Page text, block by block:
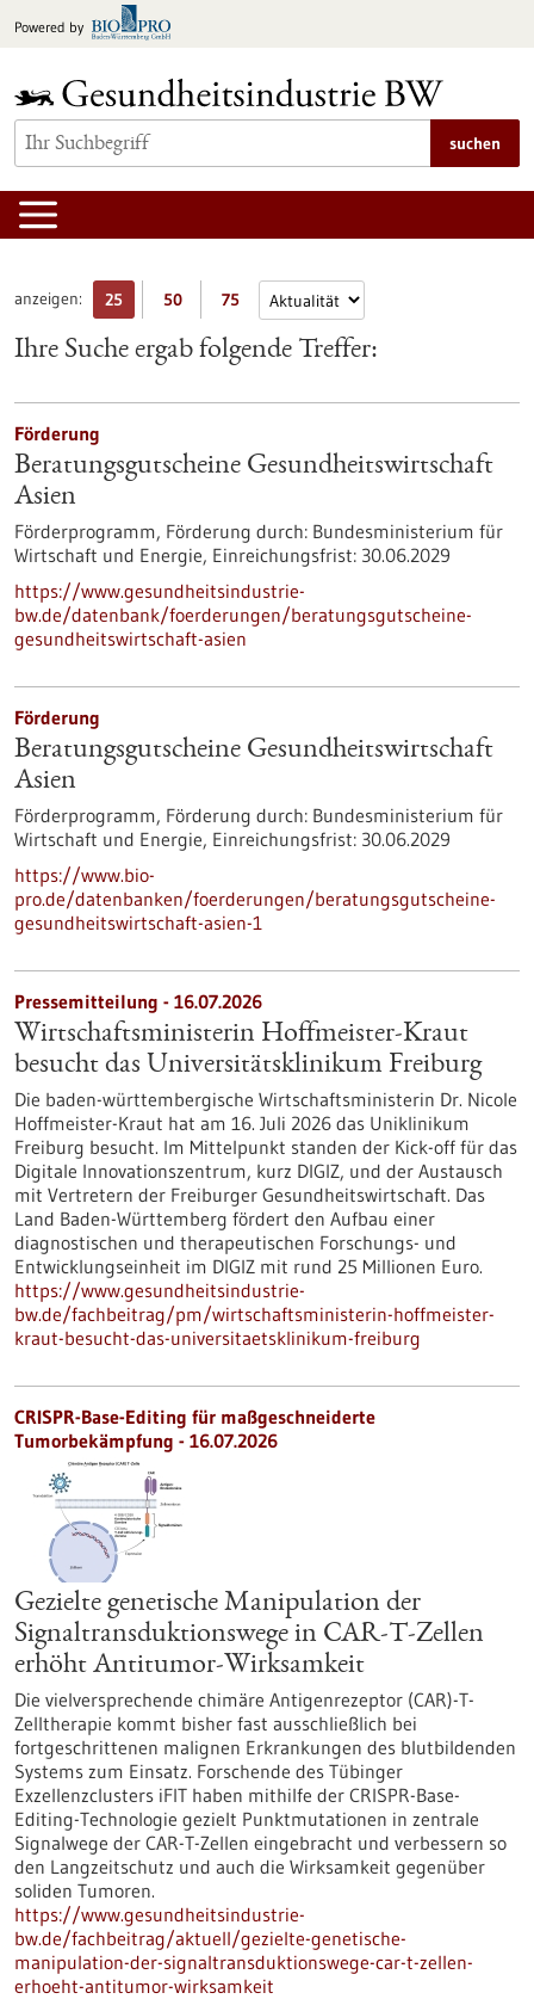
Inhalt
Powered by
suchen
anzeigen: 25 50 75
Ihre Suche ergab folgende Treffer:
Förderung
Beratungsgutscheine Gesundheitswirtschaft
Asien
Förderprogramm, Förderung durch: Bundesministerium für
Wirtschaft und Energie, Einreichungsfrist: 30.06.2029
https://www.gesundheitsindustrie-
bw.de/datenbank/foerderungen/beratungsgutscheine-
gesundheitswirtschaft-asien
Förderung
Beratungsgutscheine Gesundheitswirtschaft
Asien
Förderprogramm, Förderung durch: Bundesministerium für
Wirtschaft und Energie, Einreichungsfrist: 30.06.2029
https://www.bio-
pro.de/datenbanken/foerderungen/beratungsgutscheine-
gesundheitswirtschaft-asien-1
Pressemitteilung - 16.07.2026
Wirtschaftsministerin Hoffmeister-Kraut
besucht das Universitätsklinikum Freiburg
Die baden-württembergische Wirtschaftsministerin Dr. Nicole
Hoffmeister-Kraut hat am 16. Juli 2026 das Uniklinikum
Freiburg besucht. Im Mittelpunkt standen der Kick-off für das
Digitale Innovationszentrum, kurz DIGIZ, und der Austausch
mit Vertretern der Freiburger Gesundheitswirtschaft. Das
Land Baden-Württemberg fördert den Aufbau einer
diagnostischen und therapeutischen Forschungs- und
Entwicklungseinheit im DIGIZ mit rund 25 Millionen Euro.
https://www.gesundheitsindustrie-
bw.de/fachbeitrag/pm/wirtschaftsministerin-hoffmeister-
kraut-besucht-das-universitaetsklinikum-freiburg
CRISPR-Base-Editing für maßgeschneiderte
Tumorbekämpfung - 16.07.2026
Gezielte genetische Manipulation der
Signaltransduktionswege in CAR-T-Zellen
erhöht Antitumor-Wirksamkeit
Die vielversprechende chimäre Antigenrezeptor (CAR)-T-
Zelltherapie kommt bisher fast ausschließlich bei
fortgeschrittenen malignen Erkrankungen des blutbildenden
Systems zum Einsatz. Forschende des Tübinger
Exzellenzclusters iFIT haben mithilfe der CRISPR-Base-
Editing-Technologie gezielt Punktmutationen in zentrale
Signalwege der CAR-T-Zellen eingebracht und verbessern so
den Langzeitschutz und auch die Wirksamkeit gegenüber
soliden Tumoren.
https://www.gesundheitsindustrie-
bw.de/fachbeitrag/aktuell/gezielte-genetische-
manipulation-der-signaltransduktionswege-car-t-zellen-
erhoeht-antitumor-wirksamkeit